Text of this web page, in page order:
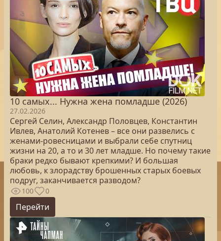
10 самых... Нужна жена помладше (2026)
27.02.2026
Сергей Селин, Александр Половцев, Константин
Ивлев, Анатолий Котенев – все они развелись с
женами-ровесницами и выбрали себе спутниц
жизни на 20, а то и 30 лет младше. Но почему такие
браки редко бывают крепкими? И большая
любовь, к злорадству брошенных старых боевых
подруг, заканчивается разводом?
100 0
Перейти